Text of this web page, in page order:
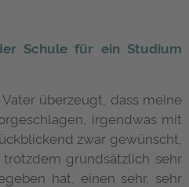
Schule für ein Studium
überzeugt, dass meine
irgendwas mit
zwar gewünscht,
grundsätzlich sehr
hat, einen sehr, sehr